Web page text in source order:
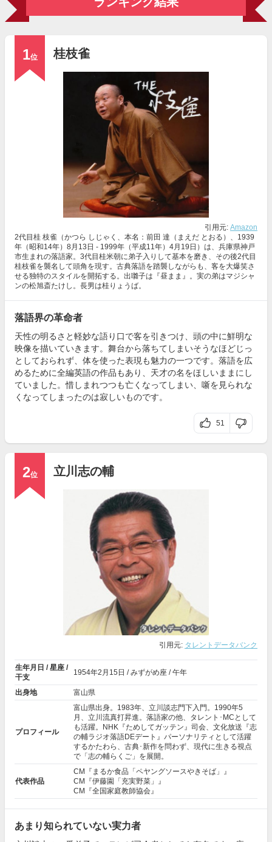
1位 桂枝雀
引用元: Amazon
2代目桂 枝雀（かつら しじゃく、本名：前田 達（まえだ とおる）、1939
年（昭和14年）8月13日 - 1999年（平成11年）4月19日）は、兵庫県神戸
市生まれの落語家。3代目桂米朝に弟子入りして基本を磨き、その後2代目
桂枝雀を襲名して頭角を現す。古典落語を踏襲しながらも、客を大爆笑さ
せる独特のスタイルを開拓する。出囃子は『昼まま』。実の弟はマジシャ
ンの松旭斎たけし。長男は桂りょうば。
落語界の革命者
天性の明るさと軽妙な語り口で客を引きつけ、頭の中に鮮明な
映像を描いていきます。舞台から落ちてしまいそうなほどじっ
としておられず、体を使った表現も魅力の一つです。落語を広
めるために全編英語の作品もあり、天才の名をほしいままにし
ていました。惜しまれつつも亡くなってしまい、噺を見られな
くなってしまったのは寂しいものです。
51
2位 立川志の輔
引用元: タレントデータバンク
生年月日 / 星座 /
干支
1954年2月15日 / みずがめ座 / 午年
出身地 富山県
プロフィール
富山県出身。1983年、立川談志門下入門。1990年5
月、立川流真打昇進。落語家の他、タレント･MCとして
も活躍。NHK『ためしてガッテン』司会、文化放送『志
の輔ラジオ落語DEデート』パーソナリティとして活躍
するかたわら、古典･新作を問わず、現代に生きる視点
で「志の輔らくご」を展開。
代表作品
CM『まるか食品「ペヤングソースやきそば」』
CM『伊藤園「充実野菜」』
CM『全国家庭教師協会』
あまり知られていない実力者